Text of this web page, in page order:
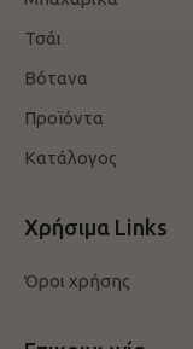
Τσάι
Βότανα
Προϊόντα
Κατάλογος
Χρήσιμα Links
Όροι χρήσης